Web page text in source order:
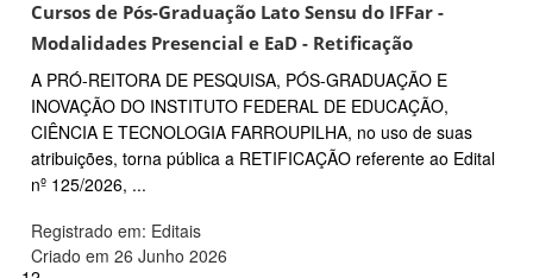
Cursos de Pós-Graduação Lato Sensu do IFFar -
Modalidades Presencial e EaD - Retificação
A PRÓ-REITORA DE PESQUISA, PÓS-GRADUAÇÃO E
INOVAÇÃO DO INSTITUTO FEDERAL DE EDUCAÇÃO,
CIÊNCIA E TECNOLOGIA FARROUPILHA, no uso de suas
atribuições, torna pública a RETIFICAÇÃO referente ao Edital
nº 125/2026, ...
Registrado em: Editais
Criado em 26 Junho 2026